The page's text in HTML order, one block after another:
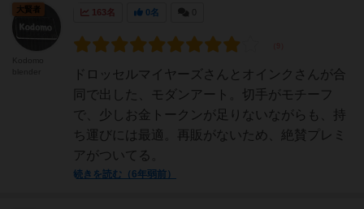
163名 0名
ドロッセルマイヤーズさんとオインクさんが合
同で出した、モダンアート。切手がモチーフ
で、少しお金トークンが足りないながらも、持
ち運びには最適。再販がないため、絶賛プレミ
アがついてる。
続きを読む（6年弱前）
大賢者